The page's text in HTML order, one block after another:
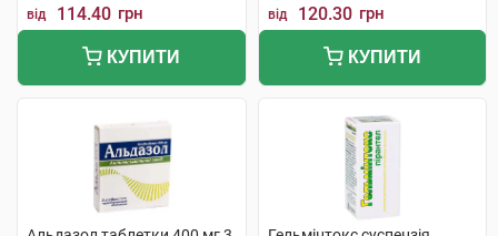
від 114.40 грн
КУПИТИ
від 120.30 грн
КУПИТИ